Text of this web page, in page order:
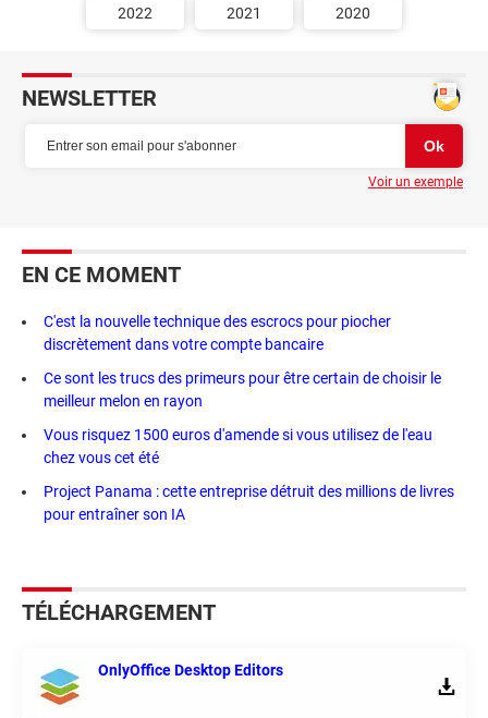
2022 2021 2020
NEWSLETTER
Voir un exemple
EN CE MOMENT
C'est la nouvelle technique des escrocs pour piocher
discrètement dans votre compte bancaire
Ce sont les trucs des primeurs pour être certain de choisir le
meilleur melon en rayon
Vous risquez 1500 euros d'amende si vous utilisez de l'eau
chez vous cet été
Project Panama : cette entreprise détruit des millions de livres
pour entraîner son IA
TÉLÉCHARGEMENT
OnlyOffice Desktop Editors